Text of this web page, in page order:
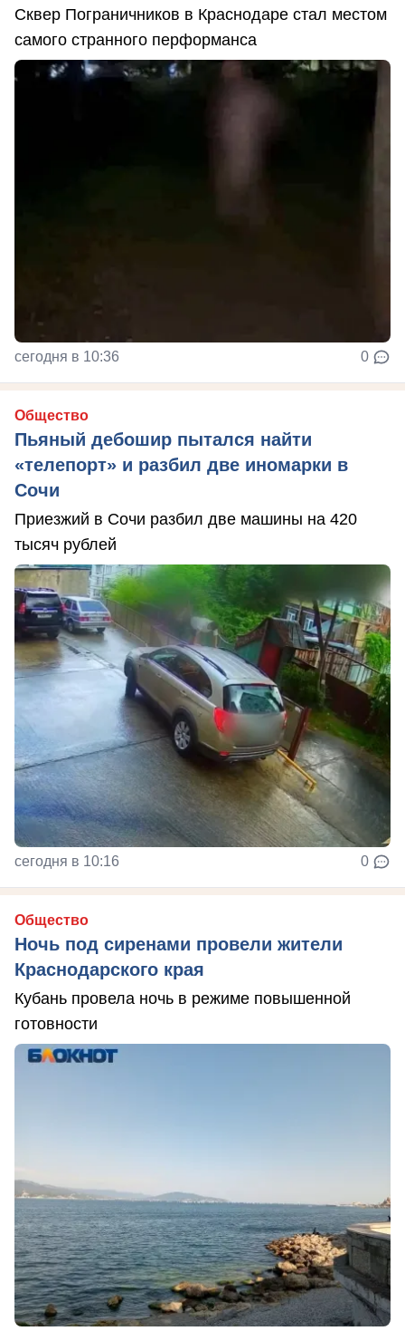
Сквер Пограничников в Краснодаре стал местом
самого странного перформанса
сегодня в 10:36 0
Общество
Пьяный дебошир пытался найти
«телепорт» и разбил две иномарки в
Сочи
Приезжий в Сочи разбил две машины на 420
тысяч рублей
сегодня в 10:16 0
Общество
Ночь под сиренами провели жители
Краснодарского края
Кубань провела ночь в режиме повышенной
готовности